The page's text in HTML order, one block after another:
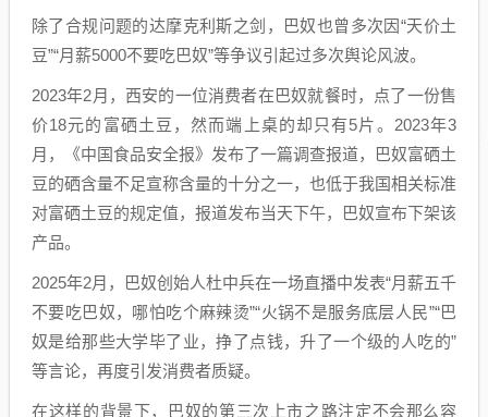
除了合规问题的达摩克利斯之剑，巴奴也曾多次因“天价土
豆”“月薪5000不要吃巴奴”等争议引起过多次舆论风波。
2023年2月，西安的一位消费者在巴奴就餐时，点了一份售
价18元的富硒土豆，然而端上桌的却只有5片。2023年3
月，《中国食品安全报》发布了一篇调查报道，巴奴富硒土
豆的硒含量不足宣称含量的十分之一，也低于我国相关标准
对富硒土豆的规定值，报道发布当天下午，巴奴宣布下架该
产品。
2025年2月，巴奴创始人杜中兵在一场直播中发表“月薪五千
不要吃巴奴，哪怕吃个麻辣烫”“火锅不是服务底层人民”“巴
奴是给那些大学毕了业，挣了点钱，升了一个级的人吃的”
等言论，再度引发消费者质疑。
在这样的背景下，巴奴的第三次上市之路注定不会那么容